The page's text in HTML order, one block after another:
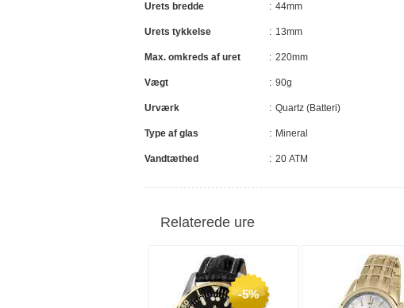
Urets bredde 44mm
Urets tykkelse 13mm
Max. omkreds af uret 220mm
Vægt 90g
Urværk Quartz (Batteri)
Type af glas Mineral
Vandtæthed 20 ATM
Relaterede ure
-5%